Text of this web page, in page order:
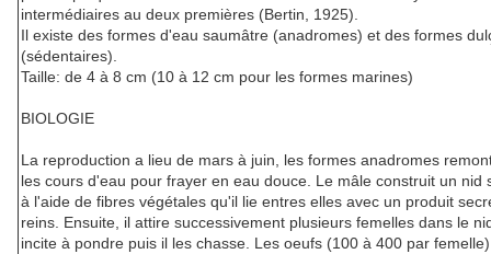
intermédiaires au deux premières (Bertin, 1925).
Il existe des formes d'eau saumâtre (anadromes) et des formes
(sédentaires).
Taille: de 4 à 8 cm (10 à 12 cm pour les formes marines)
BIOLOGIE
La reproduction a lieu de mars à juin, les formes anadromes
les cours d'eau pour frayer en eau douce. Le mâle construit un nid
à l'aide de fibres végétales qu'il lie entres elles avec un produit
reins. Ensuite, il attire successivement plusieurs femelles dans le
incite à pondre puis il les chasse. Les oeufs (100 à 400 par